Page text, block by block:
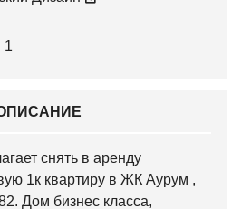
1
снять в аренду
1к квартиру в ЖК Аурум ,
Дом бизнес класса,